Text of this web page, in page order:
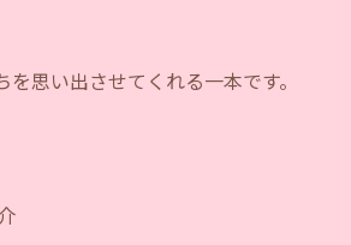
を思い出させてくれる一本です。